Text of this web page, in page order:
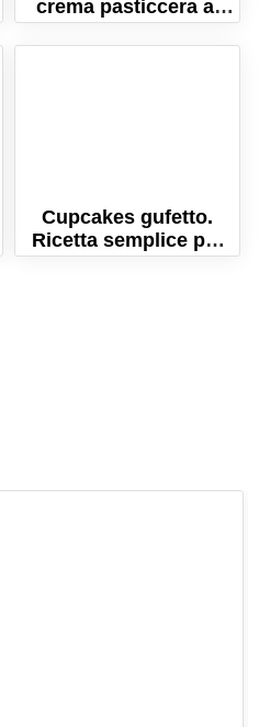
crema pasticcera al
limone. La ricetta per
la festa della donna
Cupcakes gufetto.
Ricetta semplice per
un dolce di Halloween!